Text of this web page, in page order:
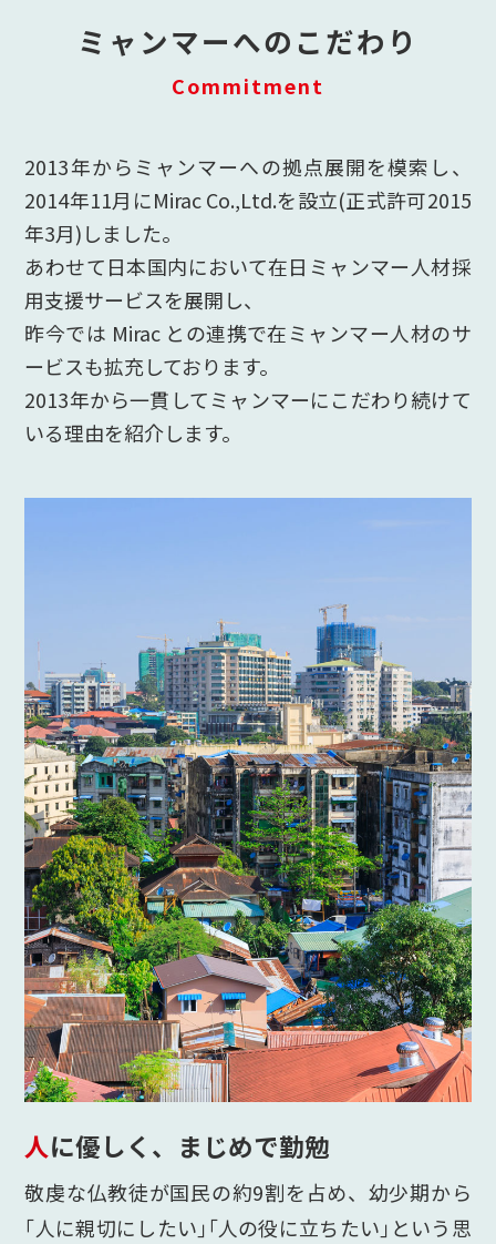
ミャンマーへのこだわり
Commitment
2013年からミャンマーへの拠点展開を模索し、
2014年11月にMirac Co.,Ltd.を設立(正式許可2015
年3月)しました。
あわせて日本国内において在日ミャンマー人材採
用支援サービスを展開し、
昨今では Mirac との連携で在ミャンマー人材のサ
ービスも拡充しております。
2013年から一貫してミャンマーにこだわり続けて
いる理由を紹介します。
人に優しく、まじめで勤勉
敬虔な仏教徒が国民の約9割を占め、幼少期から
｢人に親切にしたい｣｢人の役に立ちたい｣という思